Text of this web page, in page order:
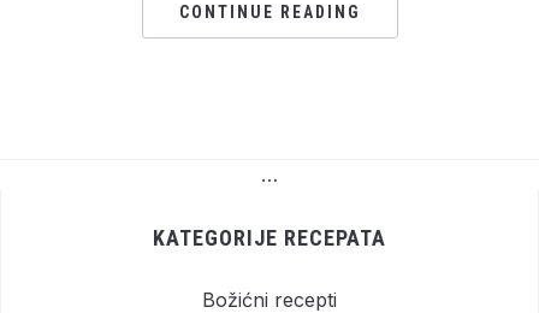
CONTINUE READING
…
KATEGORIJE RECEPATA
Božićni recepti